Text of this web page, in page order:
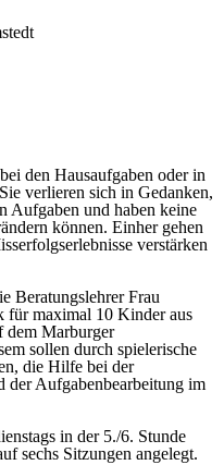
den Hausaufgaben oder in
verlieren sich in Gedanken,
Aufgaben und haben keine
können. Einher gehen
verstärken
Beratungslehrer Frau
für maximal 10 Kinder aus
dem Marburger
sollen durch spielerische
die Hilfe bei der
Aufgabenbearbeitung im
in der 5./6. Stunde
sechs Sitzungen angelegt.